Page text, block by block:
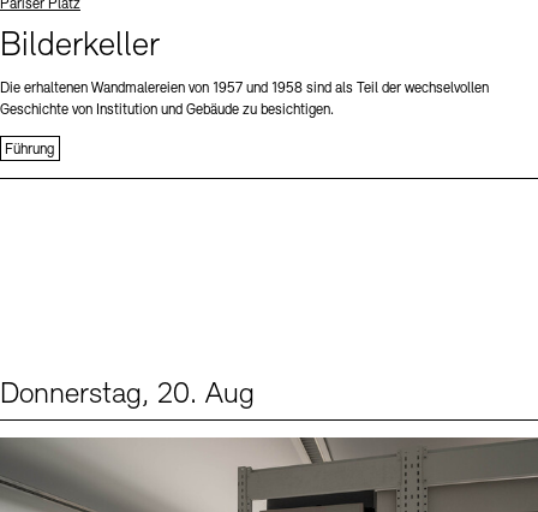
Standort
Pariser Platz
Bilderkeller
Die erhaltenen Wandmalereien von 1957 und 1958 sind als Teil der wechselvollen
Geschichte von Institution und Gebäude zu besichtigen.
Führung
Donnerstag, 20. Aug